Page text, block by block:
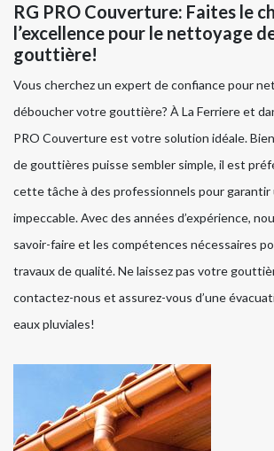
RG PRO Couverture: Faites le
l’excellence pour le nettoyage
gouttière!
Vous cherchez un expert de confiance pour
déboucher votre gouttière? À La Ferriere et
PRO Couverture est votre solution idéale.
de gouttières puisse sembler simple, il est
cette tâche à des professionnels pour
impeccable. Avec des années d’expérience,
savoir-faire et les compétences nécessaires
travaux de qualité. Ne laissez pas votre
contactez-nous et assurez-vous d’une
eaux pluviales!